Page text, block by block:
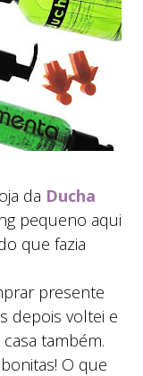
da Ducha
pequeno aqui
que fazia
presente
depois voltei e
também.
O que